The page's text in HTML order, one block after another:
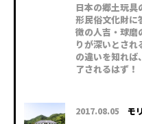
日本の郷土玩具
形民俗文化財に
徴の人吉・球磨
りが深いとされ
の違いを知れば
了されるはず！
2017.08.05 モ